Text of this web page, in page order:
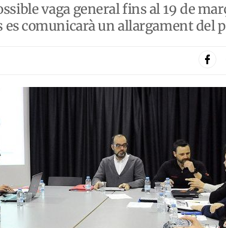
vaga general fins al 19 de
comunicarà un allargament del